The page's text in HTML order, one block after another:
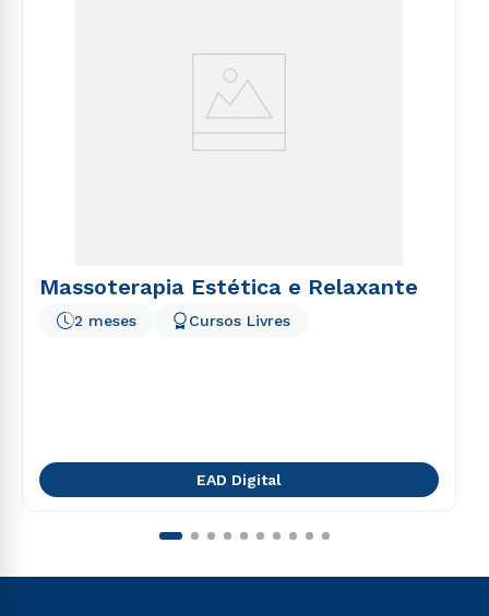
Massoterapia Estética e Relaxante
2 meses Cursos Livres
EAD Digital